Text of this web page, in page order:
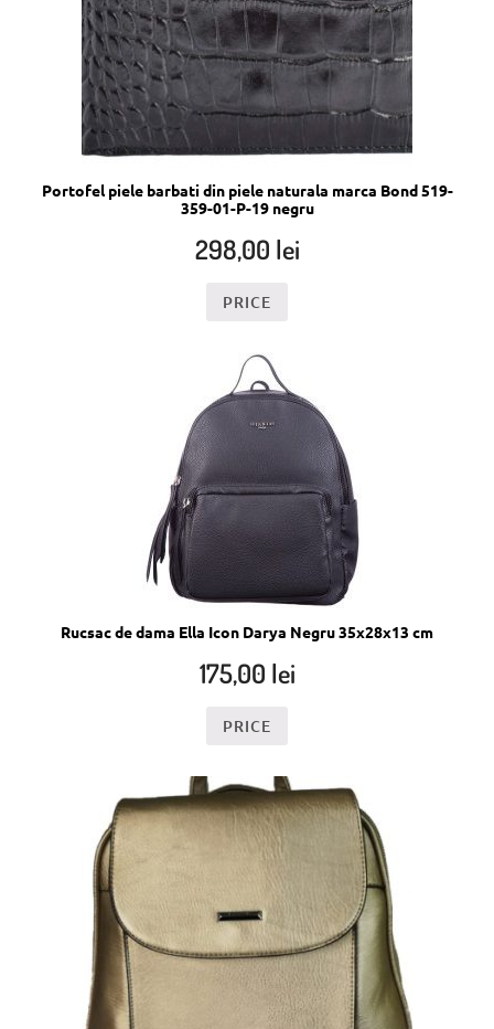
Portofel piele barbati din piele naturala marca Bond 519-
359-01-P-19 negru
298,00 lei
PRICE
Rucsac de dama Ella Icon Darya Negru 35x28x13 cm
175,00 lei
PRICE